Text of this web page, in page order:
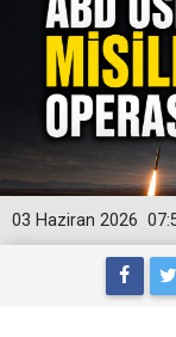
03 Haziran 2026